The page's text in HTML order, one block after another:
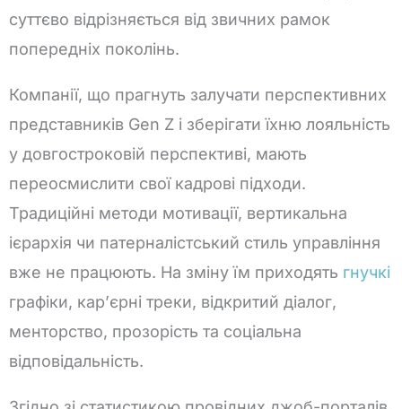
суттєво відрізняється від звичних рамок
попередніх поколінь.
Компанії, що прагнуть залучати перспективних
представників Gen Z і зберігати їхню лояльність
у довгостроковій перспективі, мають
переосмислити свої кадрові підходи.
Традиційні методи мотивації, вертикальна
ієрархія чи патерналістський стиль управління
вже не працюють. На зміну їм приходять гнучкі
графіки, кар’єрні треки, відкритий діалог,
менторство, прозорість та соціальна
відповідальність.